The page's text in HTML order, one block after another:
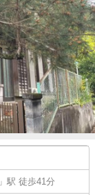
」駅 徒歩41分